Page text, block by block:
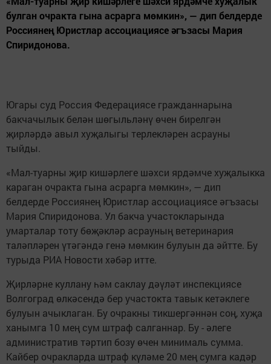
булган очракта гына асрарга мөмкин», — дип белдерде
Россиянең Юристлар ассоциациясе әгъзасы Мария
Спиридонова.
Югары суд Россия Федерациясе гражданнарына
бакчачылык белән шөгыльләнү өчен бирелгән
җирләрдә авыл хуҗалыгы терлекләрен асрауны
тыйды.
«Мал-туарны җир кишәрлеге шәхси ярдәмче хуҗалыкка
караган очракта гына асрарга мөмкин», — дип
белдерде Россиянең Юристлар ассоциациясе әгъзасы
Мария Спиридонова. Ул бакча участокларында
умарталар тоту бөҗәкләр асрауның ветеринария
таләпләрен үтәгәндә генә мөмкин булуын да әйтте. Бу
турыда РИА Новости хәбәр итте.
Җирләрне куллану һәм саклау дәүләт инспекциясе
Волгоград өлкәсендә бер участокта тавык кетәклеге
булуын ачыклаган. Бу очракны тикшергәннән соң, хуҗа
ханымга 10 мең сум штраф салганнар. Бу - әлеге
административ тәртип бозу өчен минималь сумма.
Кайбер очракларда штраф күләме 20 мең сумга кадәр